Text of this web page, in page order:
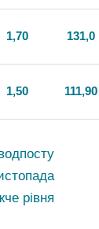
1,70 131,0
1,50 111,90
рівня